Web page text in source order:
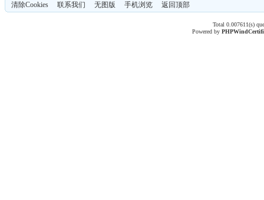
清除Cookies 联系我们 无图版 手机浏览 返回顶部
Total 0.007611(s)
Powered byPHPWind